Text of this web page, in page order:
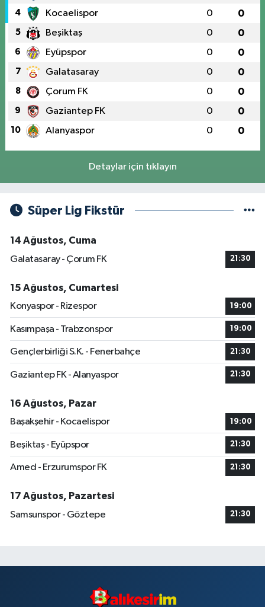
4 Kocaelispor 0 0
5 Beşiktaş 0 0
6 Eyüpspor 0 0
7 Galatasaray 0 0
8 Çorum FK 0 0
9 Gaziantep FK 0 0
10 Alanyaspor 0 0
Detaylar için tıklayın
Süper Lig Fikstür
14 Ağustos, Cuma
Galatasaray - Çorum FK
21:30
15 Ağustos, Cumartesi
Konyaspor - Rizespor
19:00
Kasımpaşa - Trabzonspor 19:00
Gençlerbirliği S.K. - Fenerbahçe 21:30
Gaziantep FK - Alanyaspor 21:30
16 Ağustos, Pazar
Başakşehir - Kocaelispor
19:00
Beşiktaş - Eyüpspor 21:30
Amed - Erzurumspor FK 21:30
17 Ağustos, Pazartesi
Samsunspor - Göztepe
21:30